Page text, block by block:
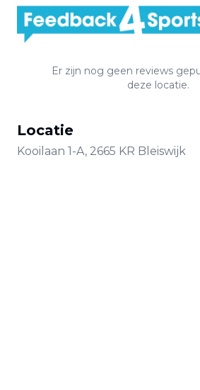
Er zijn nog geen reviews
deze locatie.
Locatie
Kooilaan 1-A, 2665 KR Bleiswijk